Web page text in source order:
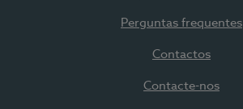
Perguntas frequentes
Contactos
Contacte-nos